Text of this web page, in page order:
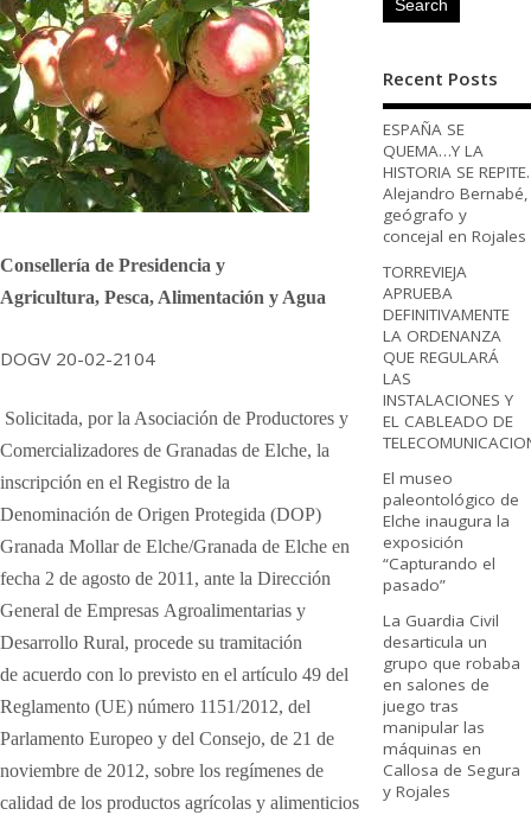
Consellería de Presidencia y
Agricultura, Pesca, Alimentación y Agua
DOGV 20-02-2104
Solicitada, por la Asociación de Productores y
Comercializadores de Granadas de Elche, la
inscripción en el Registro de la
Denominación de Origen Protegida (DOP)
Granada Mollar de Elche/Granada de Elche en
fecha 2 de agosto de 2011, ante la Dirección
General de Empresas Agroalimentarias y
Desarrollo Rural, procede su tramitación
de acuerdo con lo previsto en el artículo 49 del
Reglamento (UE) número 1151/2012, del
Parlamento Europeo y del Consejo, de 21 de
noviembre de 2012, sobre los regímenes de
calidad de los productos agrícolas y alimenticios
Recent Posts
ESPAÑA SE
QUEMA…Y LA
HISTORIA SE REPITE.
Alejandro Bernabé,
geógrafo y
concejal en Rojales
TORREVIEJA
APRUEBA
DEFINITIVAMENTE
LA ORDENANZA
QUE REGULARÁ
LAS
INSTALACIONES Y
EL CABLEADO DE
El museo
paleontológico de
Elche inaugura la
exposición
“Capturando el
pasado”
La Guardia Civil
desarticula un
grupo que robaba
en salones de
juego tras
manipular las
máquinas en
Callosa de Segura
y Rojales